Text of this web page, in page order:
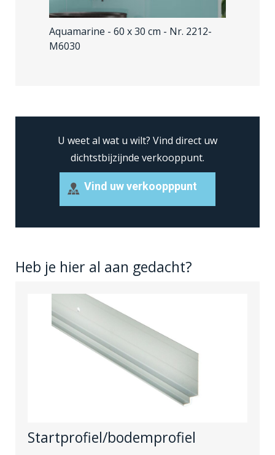
Aquamarine - 60 x 30 cm - Nr. 2212-
M6030
U weet al wat u wilt? Vind direct uw
dichtstbijzijnde verkooppunt.
Vind uw verkoopppunt
Heb je hier al aan gedacht?
Startprofiel/bodemprofiel